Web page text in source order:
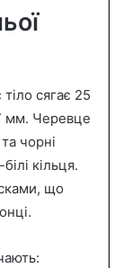
сягає 25
мм. Черевце
чорні
кільця.
що